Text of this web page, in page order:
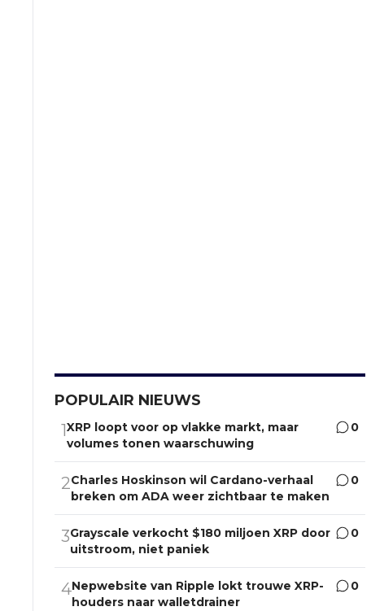
POPULAIR NIEUWS
1XRP loopt voor op vlakke markt, maar
volumes tonen waarschuwing
0
2Charles Hoskinson wil Cardano-verhaal
breken om ADA weer zichtbaar te maken
0
3Grayscale verkocht $180 miljoen XRP door
uitstroom, niet paniek
0
4Nepwebsite van Ripple lokt trouwe XRP-
houders naar walletdrainer
0